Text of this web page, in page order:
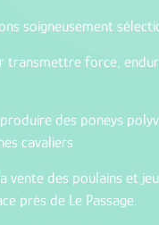
soigneusement
transmettre force,
des poneys
cavaliers
vente des poulains et
près de Le Passage.